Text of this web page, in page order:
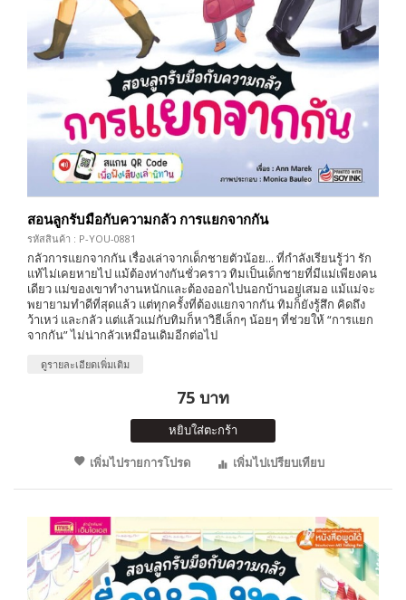
สอนลูกรับมือกับความกลัว การแยกจากกัน
รหัสสินค้า : P-YOU-0881
กลัวการแยกจากกัน เรื่องเล่าจากเด็กชายตัวน้อย... ที่กำลังเรียนรู้ว่า รัก
แท้ไม่เคยหายไป แม้ต้องห่างกันชั่วคราว ทิมเป็นเด็กชายที่มีแม่เพียงคน
เดียว แม่ของเขาทำงานหนักและต้องออกไปนอกบ้านอยู่เสมอ แม้แม่จะ
พยายามทำดีที่สุดแล้ว แต่ทุกครั้งที่ต้องแยกจากกัน ทิมก็ยังรู้สึก คิดถึง
ว้าเหว่ และกลัว แต่แล้วแม่กับทิมก็หาวิธีเล็กๆ น้อยๆ ที่ช่วยให้ “การแยก
จากกัน” ไม่น่ากลัวเหมือนเดิมอีกต่อไป
ดูรายละเอียดเพิ่มเติม
75 บาท
หยิบใส่ตะกร้า
เพิ่มไปรายการโปรด
เพิ่มไปเปรียบเทียบ